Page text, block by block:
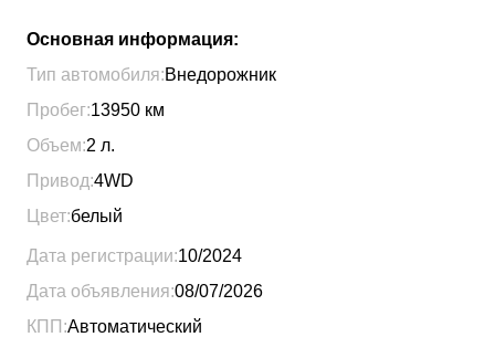
Основная информация:
Тип автомобиля:Внедорожник
Пробег:13950 км
Объем:2 л.
Привод:4WD
Цвет:белый
Дата регистрации:10/2024
Дата объявления:08/07/2026
КПП:Автоматический